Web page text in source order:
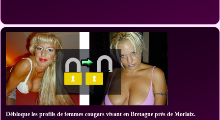
Débloque les profils de femmes cougars vivant en Bretagne près de Morlaix.